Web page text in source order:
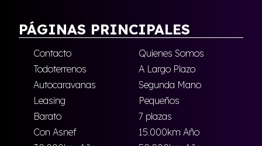
PÁGINAS PRINCIPALES
Contacto
Quienes Somos
Todoterrenos
A Largo Plazo
Autocaravanas
Segunda Mano
Leasing
Pequeños
Barato
7 plazas
Con Asnef
15.000km Año